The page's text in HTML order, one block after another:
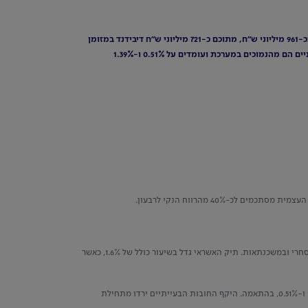
התשואה להון ברבעון הרביעי: 15.4% • הרווח הנקי עלה בשיעור של כ-12% ביחס לרבעון המקביל אשתקד* • הדיבידנד הכולל בגין רווחי הרבעון מסתכם בכ-961 מיליוני ש"ח, מתוכם כ-721 מיליוני ש"ח דיבידנד במזומן
והיתרה ברכישה עצמית – אשר יחד מהווים כ-40% מהרווח הנקי לרבעון • לאומי ממשיך להציג תיק אשראי איכותי: יחס ה-NPL ושיעור החובות הבעייתיים הם מהנמוכים במערכת ועומדים על 0.51% ו-1.39%
גם ברבעון זה הבנק המשיך למקד את הצמיחה שלו בתיק האשראי במגזר העסקי, המסחרי ובמשכנתאות. תיק האשראי גדל בשיעור כולל של 1.6%, כאשר
שיעור החובות הבעייתיים ויחס ה-NPL ממשיכים להיות נמוכים ולהעיד על איכות תיק האשראי של לאומי, ועומדים על 1.39% ו-0.51%, בהתאמה. היקף החובות הבעייתיים ירדו מתחילת